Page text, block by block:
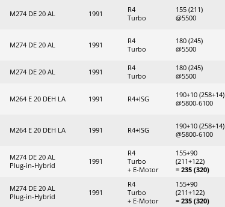
M274 DE 20 AL 1991
R4
Turbo
155 (211)
@5500
M274 DE 20 AL 1991
R4
Turbo
180 (245)
@5500
M274 DE 20 AL 1991
R4
Turbo
180 (245)
@5500
M264 E 20 DEH LA 1991 R4+ISG
190+10 (258+14)
@5800-6100
M264 E 20 DEH LA 1991 R4+ISG
190+10 (258+14)
@5800-6100
M274 DE 20 AL
Plug-in-Hybrid
1991
R4
Turbo
+ E-Motor
155+90
(211+122)
= 235 (320)
M274 DE 20 AL
Plug-in-Hybrid
1991
R4
Turbo
+ E-Motor
155+90
(211+122)
= 235 (320)